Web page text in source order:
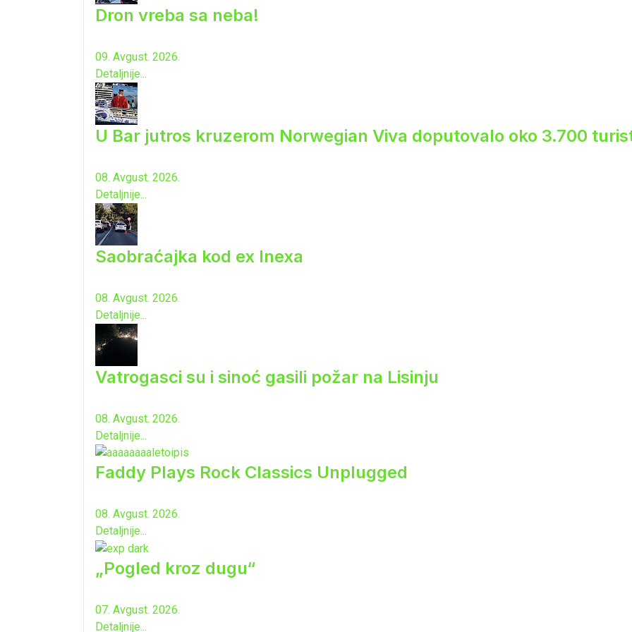
Dron vreba sa neba!
09. Avgust. 2026.
Detaljnije...
U Bar jutros kruzerom Norwegian Viva doputovalo oko 3.700
08. Avgust. 2026.
Detaljnije...
Saobraćajka kod ex Inexa
08. Avgust. 2026.
Detaljnije...
Vatrogasci su i sinoć gasili požar na Lisinju
08. Avgust. 2026.
Detaljnije...
Faddy Plays Rock Classics Unplugged
08. Avgust. 2026.
Detaljnije...
„Pogled kroz dugu“
07. Avgust. 2026.
Detaljnije...